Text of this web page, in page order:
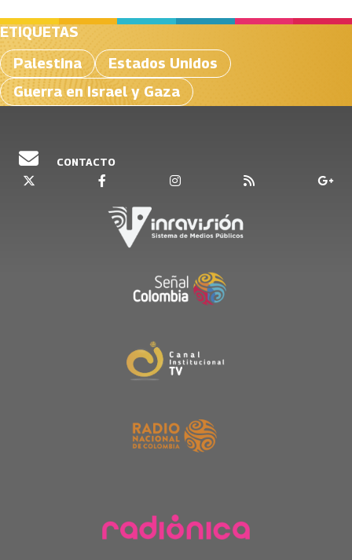
ETIQUETAS
Palestina
Estados Unidos
Guerra en Israel y Gaza
CONTACTO